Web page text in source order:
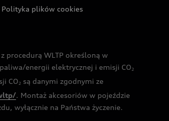
Polityka plików cookies
procedurą WLTP określoną w
energii elektrycznej i emisji CO2
CO2 są danymi zgodnymi ze
. Montaż akcesoriów w pojeździe
wyłącznie na Państwa życzenie.